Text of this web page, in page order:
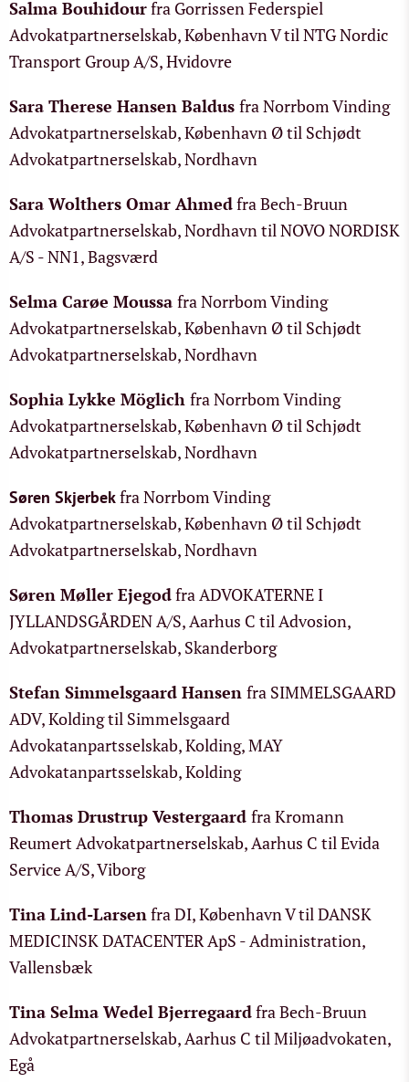
Salma Bouhidourfra Gorrissen Federspiel
Advokatpartnerselskab, København V til NTG Nordic
Transport Group A/S, Hvidovre
Sara Therese Hansen Baldus fra Norrbom Vinding
Advokatpartnerselskab, København Ø til Schjødt
Advokatpartnerselskab, Nordhavn
Sara Wolthers Omar Ahmedfra Bech-Bruun
Advokatpartnerselskab, Nordhavn til NOVO NORDISK
A/S - NN1, Bagsværd
Selma Carøe Moussa fra Norrbom Vinding
Advokatpartnerselskab, København Ø til Schjødt
Advokatpartnerselskab, Nordhavn
Sophia Lykke Möglich fra Norrbom Vinding
Advokatpartnerselskab, København Ø til Schjødt
Advokatpartnerselskab, Nordhavn
Søren Skjerbekfra Norrbom Vinding
Advokatpartnerselskab, København Ø til Schjødt
Advokatpartnerselskab, Nordhavn
Søren Møller Ejegodfra ADVOKATERNE I
JYLLANDSGÅRDEN A/S, Aarhus C til Advosion,
Advokatpartnerselskab, Skanderborg
Stefan Simmelsgaard Hansen fra SIMMELSGAARD
ADV, Kolding til Simmelsgaard
Advokatanpartsselskab, Kolding, MAY
Advokatanpartsselskab, Kolding
Thomas Drustrup Vestergaard fra Kromann
Reumert Advokatpartnerselskab, Aarhus C til Evida
Service A/S, Viborg
Tina Lind-Larsenfra DI, København V til DANSK
MEDICINSK DATACENTER ApS - Administration,
Vallensbæk
Tina Selma Wedel Bjerregaardfra Bech-Bruun
Advokatpartnerselskab, Aarhus C til Miljøadvokaten,
Egå